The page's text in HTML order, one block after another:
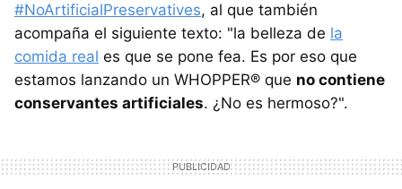
#NoArtificialPreservatives, al que también
acompaña el siguiente texto: "la belleza de la
comida real es que se pone fea. Es por eso que
estamos lanzando un WHOPPER® que no contiene
conservantes artificiales. ¿No es hermoso?".